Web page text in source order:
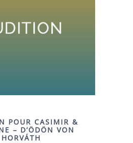
POUR CASIMIR &
– D’ÖDÖN VON
HORVÁTH